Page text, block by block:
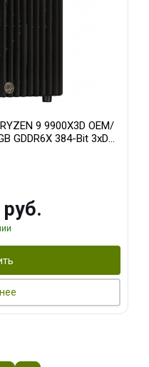
9 9900X3D OEM/
GDDR6X 384-Bit 3xDP